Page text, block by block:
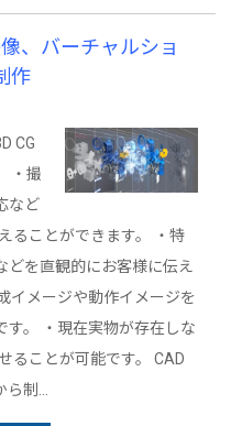
、バーチャルショ
作
CG
・撮
など
ることができます。 ・特
を直観的にお客様に伝え
イメージや動作イメージを
す。 ・現在実物が存在しな
ることが可能です。 CAD
制…